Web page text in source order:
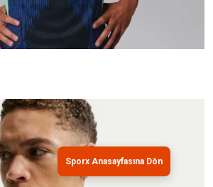
Sporx Anasayfasına Dön